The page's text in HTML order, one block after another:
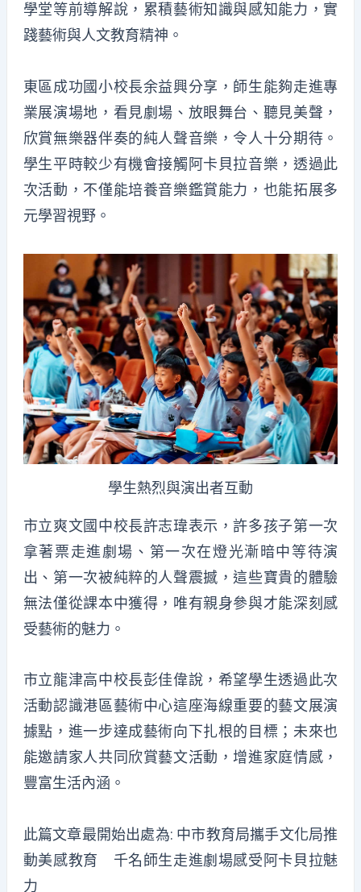
學堂等前導解說，累積藝術知識與感知能力，實
踐藝術與人文教育精神。
東區成功國小校長余益興分享，師生能夠走進專
業展演場地，看見劇場、放眼舞台、聽見美聲，
欣賞無樂器伴奏的純人聲音樂，令人十分期待。
學生平時較少有機會接觸阿卡貝拉音樂，透過此
次活動，不僅能培養音樂鑑賞能力，也能拓展多
元學習視野。
學生熱烈與演出者互動
市立爽文國中校長許志瑋表示，許多孩子第一次
拿著票走進劇場、第一次在燈光漸暗中等待演
出、第一次被純粹的人聲震撼，這些寶貴的體驗
無法僅從課本中獲得，唯有親身參與才能深刻感
受藝術的魅力。
市立龍津高中校長彭佳偉說，希望學生透過此次
活動認識港區藝術中心這座海線重要的藝文展演
據點，進一步達成藝術向下扎根的目標；未來也
能邀請家人共同欣賞藝文活動，增進家庭情感，
豐富生活內涵。
此篇文章最開始出處為: 中市教育局攜手文化局推
動美感教育 千名師生走進劇場感受阿卡貝拉魅
力